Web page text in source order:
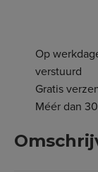
Op
verstuurd
Gratis
Méér dan